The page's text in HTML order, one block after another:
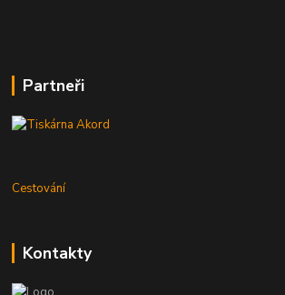
Partneři
Cestování
Kontakty